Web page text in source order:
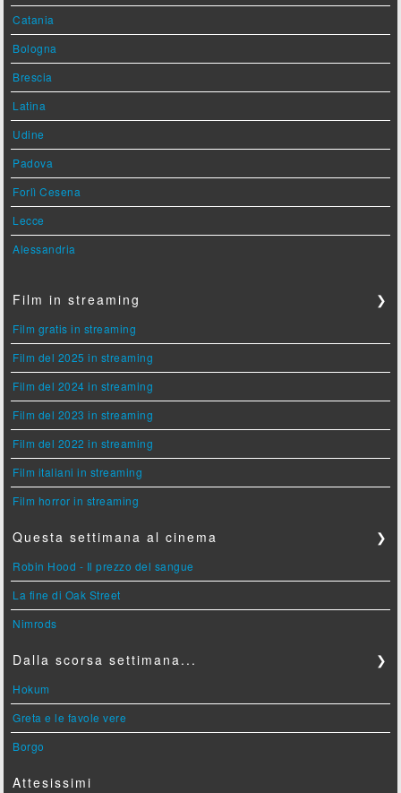
Catania
Bologna
Brescia
Latina
Udine
Padova
Forlì Cesena
Lecce
Alessandria
Film in streaming ❯
Film gratis in streaming
Film del 2025 in streaming
Film del 2024 in streaming
Film del 2023 in streaming
Film del 2022 in streaming
Film italiani in streaming
Film horror in streaming
Questa settimana al cinema ❯
Robin Hood - Il prezzo del sangue
La fine di Oak Street
Nimrods
Dalla scorsa settimana... ❯
Hokum
Greta e le favole vere
Borgo
Attesissimi